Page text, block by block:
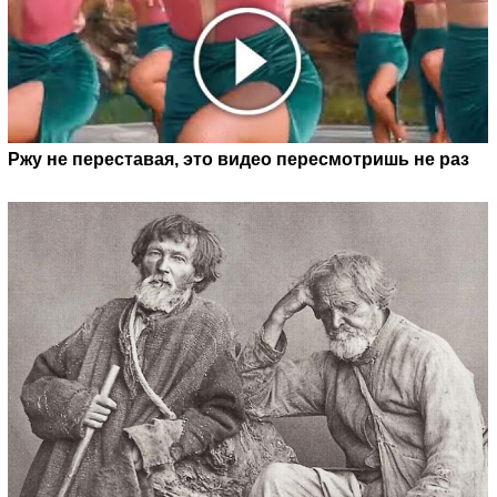
Ржу не переставая, это видео пересмотришь не раз